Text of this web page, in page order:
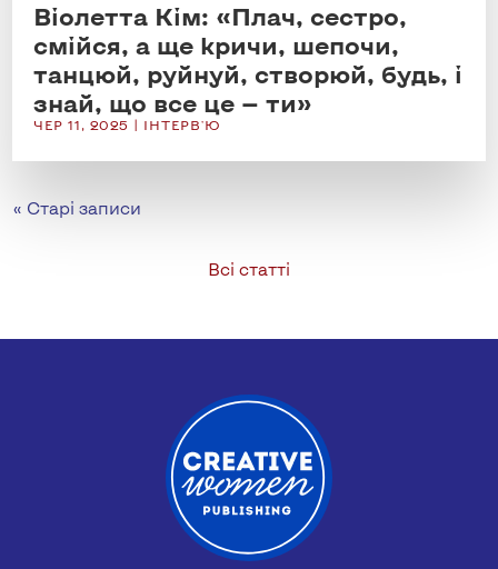
Віолетта Кім: «Плач, сестро,
смійся, а ще кричи, шепочи,
танцюй, руйнуй, створюй, будь, і
знай, що все це — ти»
ЧЕР 11, 2025 | ІНТЕРВ'Ю
« Старі записи
Всі статті